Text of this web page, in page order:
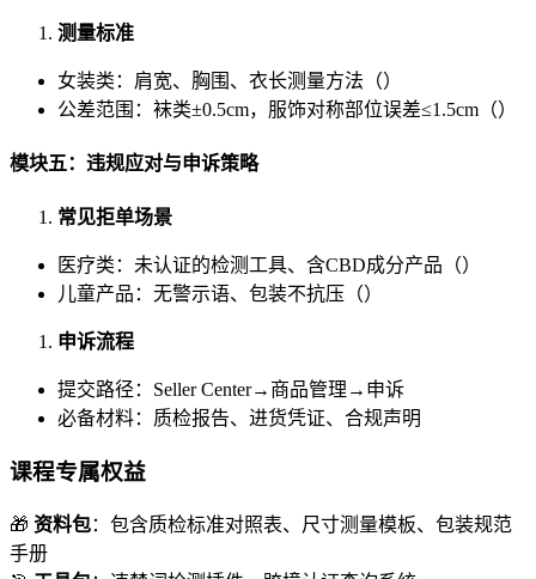
测量标准
女装类：肩宽、胸围、衣长测量方法（）
公差范围：袜类±0.5cm，服饰对称部位误差≤1.5cm（）
模块五：违规应对与申诉策略
常见拒单场景
医疗类：未认证的检测工具、含CBD成分产品（）
儿童产品：无警示语、包装不抗压（）
申诉流程
提交路径：Seller Center→商品管理→申诉
必备材料：质检报告、进货凭证、合规声明
课程专属权益
🎁 资料包：包含质检标准对照表、尺寸测量模板、包装规范
手册